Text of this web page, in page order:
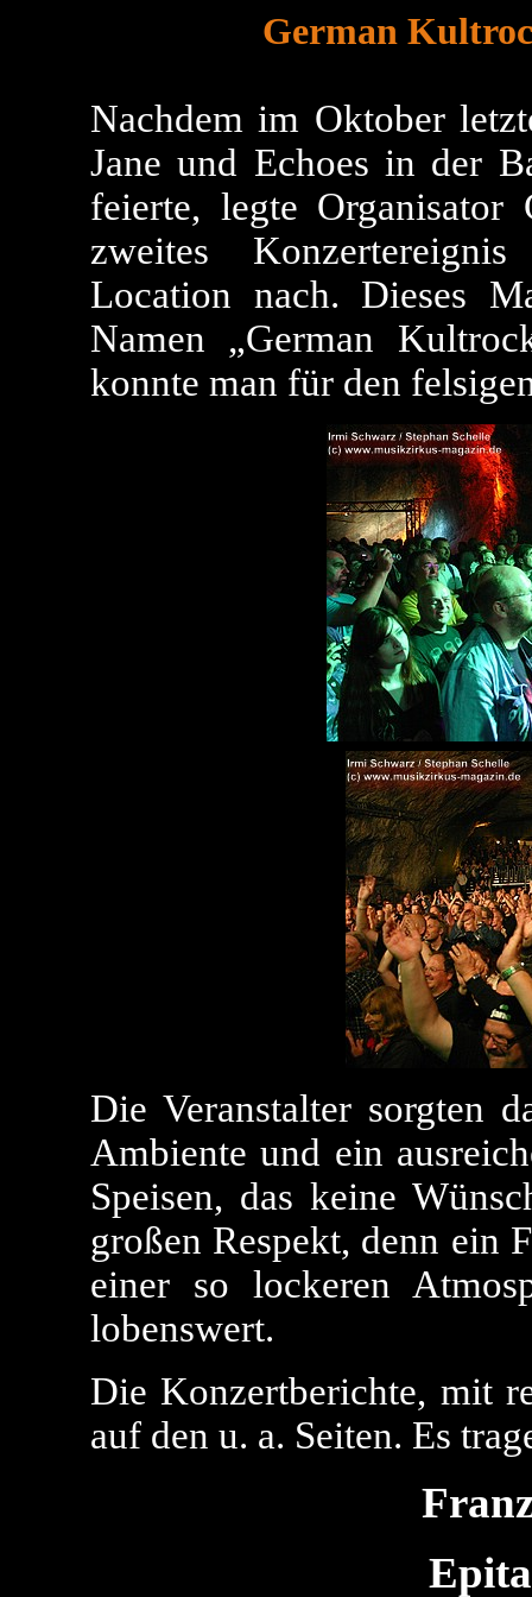
German
Nachdem im Oktober
Jane und Echoes in der
feierte, legte
zweites
Location nach. Dieses
Namen „German
konnte man für den
Die Veranstalter sorgten
Ambiente und ein
Speisen, das keine
großen Respekt, denn ein
einer so lockeren
lobenswert.
Die Konzertberichte, mit
auf den u. a. Seiten. Es